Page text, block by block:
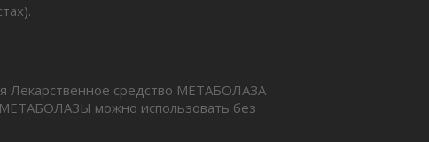
Лекарственное средство МЕТАБОЛАЗА
МЕТАБОЛАЗЫ можно использовать без